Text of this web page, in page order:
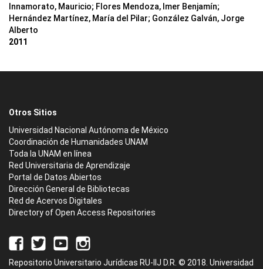
Innamorato, Mauricio; Flores Mendoza, Imer Benjamín;
Hernández Martínez, María del Pilar; González Galván, Jorge
Alberto
2011
Otros Sitios
Universidad Nacional Autónoma de México
Coordinación de Humanidades UNAM
Toda la UNAM en línea
Red Universitaria de Aprendizaje
Portal de Datos Abiertos
Dirección General de Bibliotecas
Red de Acervos Digitales
Directory of Open Access Repositories
Repositorio Universitario Jurídicas RU-IIJ D.R. © 2018. Universidad